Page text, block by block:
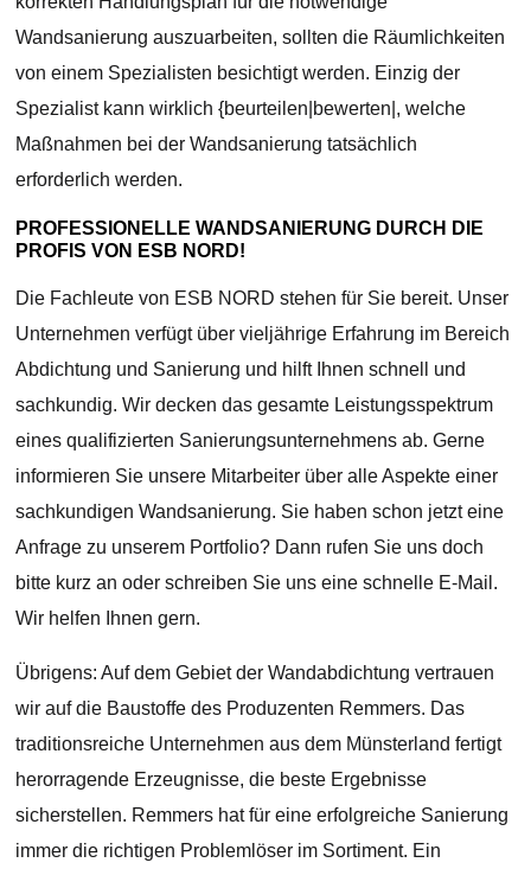
Wandsanierung auszuarbeiten, sollten die Räumlichkeiten
von einem Spezialisten besichtigt werden. Einzig der
Spezialist kann wirklich {beurteilen|bewerten|, welche
Maßnahmen bei der Wandsanierung tatsächlich
erforderlich werden.
PROFESSIONELLE WANDSANIERUNG DURCH DIE
PROFIS VON ESB NORD!
Die Fachleute von ESB NORD stehen für Sie bereit. Unser
Unternehmen verfügt über vieljährige Erfahrung im Bereich
Abdichtung und Sanierung und hilft Ihnen schnell und
sachkundig. Wir decken das gesamte Leistungsspektrum
eines qualifizierten Sanierungsunternehmens ab. Gerne
informieren Sie unsere Mitarbeiter über alle Aspekte einer
sachkundigen Wandsanierung. Sie haben schon jetzt eine
Anfrage zu unserem Portfolio? Dann rufen Sie uns doch
bitte kurz an oder schreiben Sie uns eine schnelle E-Mail.
Wir helfen Ihnen gern.
Übrigens: Auf dem Gebiet der Wandabdichtung vertrauen
wir auf die Baustoffe des Produzenten Remmers. Das
traditionsreiche Unternehmen aus dem Münsterland fertigt
herorragende Erzeugnisse, die beste Ergebnisse
sicherstellen. Remmers hat für eine erfolgreiche Sanierung
immer die richtigen Problemlöser im Sortiment. Ein